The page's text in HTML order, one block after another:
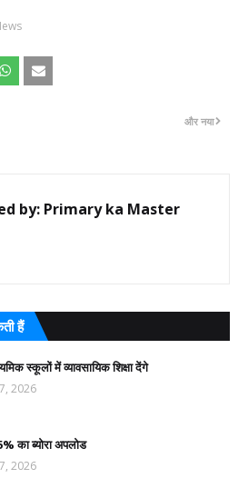
और नया
by: Primary ka Master
हैं
स्कूलों में व्यावसायिक शिक्षा देंगे
2026
का ब्योरा अपलोड
2026